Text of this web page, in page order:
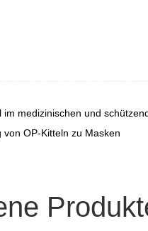
medizinischen und
OP-Kitteln zu Masken